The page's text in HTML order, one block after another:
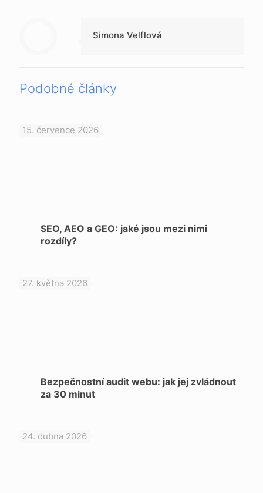
Simona Velflová
Podobné články
15. července 2026
SEO, AEO a GEO: jaké jsou mezi nimi
rozdíly?
27. května 2026
Bezpečnostní audit webu: jak jej zvládnout
za 30 minut
24. dubna 2026